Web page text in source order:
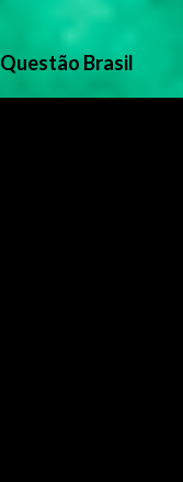
Questão Brasil